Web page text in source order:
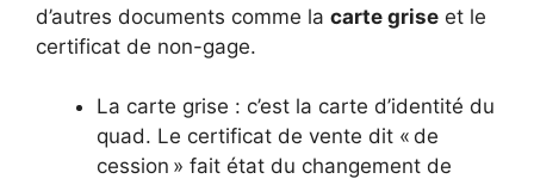
d’autres documents comme la carte grise et le
certificat de non-gage.
La carte grise : c’est la carte d’identité du
quad. Le certificat de vente dit « de
cession » fait état du changement de